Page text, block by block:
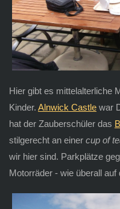
Hier gibt es mittelalterliche
Kinder. Alnwick Castlewar
hat der Zauberschüler das
stilgerecht an einer cup of
wir hier sind. Parkplätze
Motorräder - wie überall